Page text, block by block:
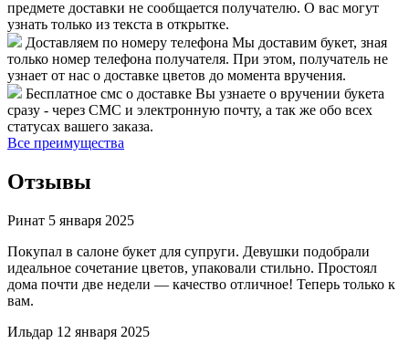
предмете доставки не сообщается получателю. О вас могут
узнать только из текста в открытке.
Доставляем по номеру телефона Мы доставим букет, зная
только номер телефона получателя. При этом, получатель не
узнает от нас о доставке цветов до момента вручения.
Бесплатное смс о доставке Вы узнаете о вручении букета
сразу - через СМС и электронную почту, а так же обо всех
статусах вашего заказа.
Все преимущества
Отзывы
Ринат 5 января 2025
Покупал в салоне букет для супруги. Девушки подобрали
идеальное сочетание цветов, упаковали стильно. Простоял
дома почти две недели — качество отличное! Теперь только к
вам.
Ильдар 12 января 2025